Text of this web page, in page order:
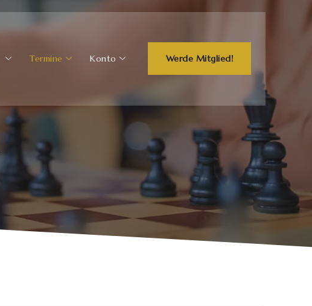
Termine Konto Werde Mitglied!